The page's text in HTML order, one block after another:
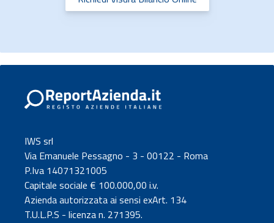
IWS srl
Via Emanuele Pessagno - 3 - 00122 - Roma
P.Iva 14071321005
Capitale sociale € 100.000,00 i.v.
Azienda autorizzata ai sensi exArt. 134
T.U.L.P.S - licenza n. 271395.